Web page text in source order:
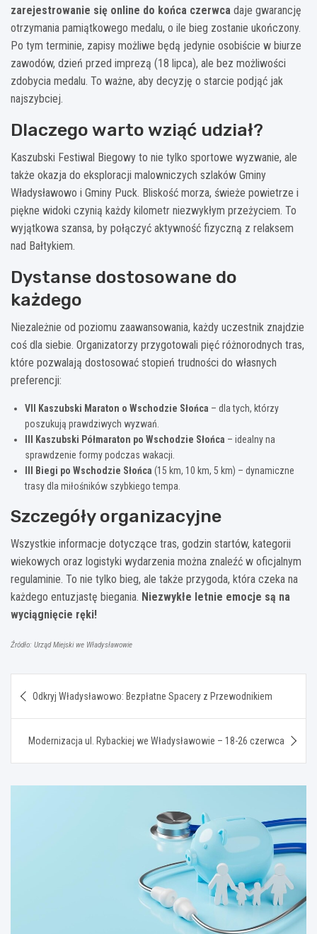
zarejestrowanie się online do końca czerwca daje gwarancję
otrzymania pamiątkowego medalu, o ile bieg zostanie ukończony.
Po tym terminie, zapisy możliwe będą jedynie osobiście w biurze
zawodów, dzień przed imprezą (18 lipca), ale bez możliwości
zdobycia medalu. To ważne, aby decyzję o starcie podjąć jak
najszybciej.
Dlaczego warto wziąć udział?
Kaszubski Festiwal Biegowy to nie tylko sportowe wyzwanie, ale
także okazja do eksploracji malowniczych szlaków Gminy
Władysławowo i Gminy Puck. Bliskość morza, świeże powietrze i
piękne widoki czynią każdy kilometr niezwykłym przeżyciem. To
wyjątkowa szansa, by połączyć aktywność fizyczną z relaksem
nad Bałtykiem.
Dystanse dostosowane do
każdego
Niezależnie od poziomu zaawansowania, każdy uczestnik znajdzie
coś dla siebie. Organizatorzy przygotowali pięć różnorodnych tras,
które pozwalają dostosować stopień trudności do własnych
preferencji:
VII Kaszubski Maraton o Wschodzie Słońca – dla tych, którzy
poszukują prawdziwych wyzwań.
III Kaszubski Półmaraton po Wschodzie Słońca – idealny na
sprawdzenie formy podczas wakacji.
III Biegi po Wschodzie Słońca (15 km, 10 km, 5 km) – dynamiczne
trasy dla miłośników szybkiego tempa.
Szczegóły organizacyjne
Wszystkie informacje dotyczące tras, godzin startów, kategorii
wiekowych oraz logistyki wydarzenia można znaleźć w oficjalnym
regulaminie. To nie tylko bieg, ale także przygoda, która czeka na
każdego entuzjastę biegania. Niezwykłe letnie emocje są na
wyciągnięcie ręki!
Źródło: Urząd Miejski we Władysławowie
wpisu
Odkryj Władysławowo: Bezpłatne Spacery z Przewodnikiem
Modernizacja ul. Rybackiej we Władysławowie – 18-26 czerwca